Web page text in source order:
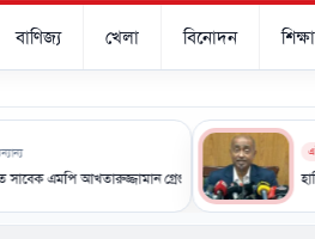
বাণিজ্য খেলা বিনোদন শিক্ষা
গ্রেপ্তার
এইমাত্র
হাসিনার আমলে